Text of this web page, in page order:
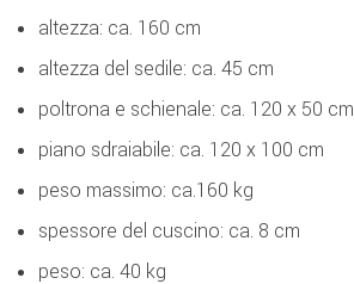
altezza: ca. 160 cm
altezza del sedile: ca. 45 cm
poltrona e schienale: ca. 120 x 50 cm
piano sdraiabile: ca. 120 x 100 cm
peso massimo: ca.160 kg
spessore del cuscino: ca. 8 cm
peso: ca. 40 kg